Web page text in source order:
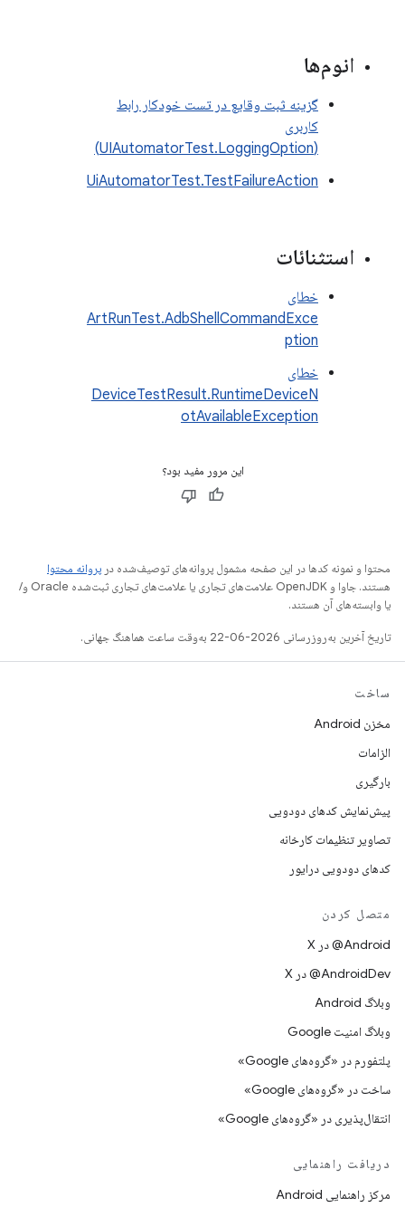
انوم‌ها
گزینه ثبت وقایع در تست خودکار رابط
کاربری
(UIAutomatorTest.LoggingOption)
UiAutomatorTest.TestFailureAction
استثنائات
خطای
ArtRunTest.AdbShellCommandExce
ption
خطای
DeviceTestResult.RuntimeDeviceN
otAvailableException
این مرور مفید بود؟
محتوا و نمونه کدها در این صفحه مشمول پروانه‌های توصیف‌شده در پروانه محتوا
هستند. جاوا و OpenJDK علامت‌های تجاری یا علامت‌های تجاری ثبت‌شده Oracle و/
یا وابسته‌های آن هستند.
تاریخ آخرین به‌روزرسانی 2026-06-22 به‌وقت ساعت هماهنگ جهانی.
ساخت
مخزن Android
الزامات
بارگیری
پیش‌نمایش کدهای دودویی
تصاویر تنظیمات کارخانه
کدهای دودویی درایور
متصل کردن
‫‎@Android در X
‫‎@AndroidDev در X
وبلاگ Android
وبلاگ امنیت Google
پلتفورم در «گروه‌های Google»
ساخت در «گروه‌های Google»
انتقال‌پذیری در «گروه‌های Google»
دریافت راهنمایی
مرکز راهنمایی Android